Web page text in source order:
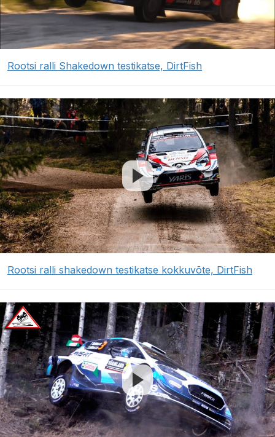
Rootsi ralli Shakedown testikatse, DirtFish
Rootsi ralli shakedown testikatse kokkuvõte, DirtFish